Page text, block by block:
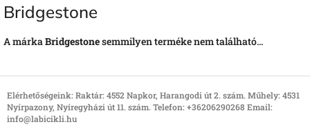
Bridgestone
A márka Bridgestonesemmilyen terméke nem található...
á
b
Elérhetőségeink: Raktár: 4552 Napkor, Harangodi út 2. szám. Műhely: 4531
Nyírpazony, Nyíregyházi út 11. szám. Telefon: +36206290268 Email:
info@labicikli.hu